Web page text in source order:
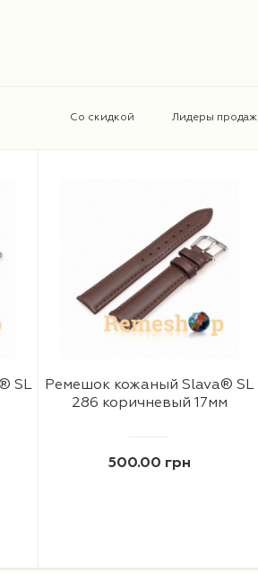
Со скидкой Лидеры продаж
SL
Ремешок кожаный Slava® SL
286 коричневый 17мм
500.00 грн